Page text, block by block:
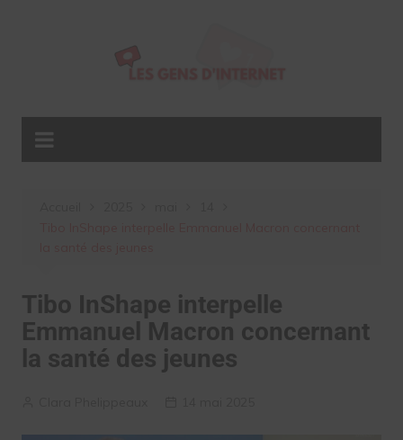
Tibo InShape interpelle
Emmanuel Macron concernant
la santé des jeunes